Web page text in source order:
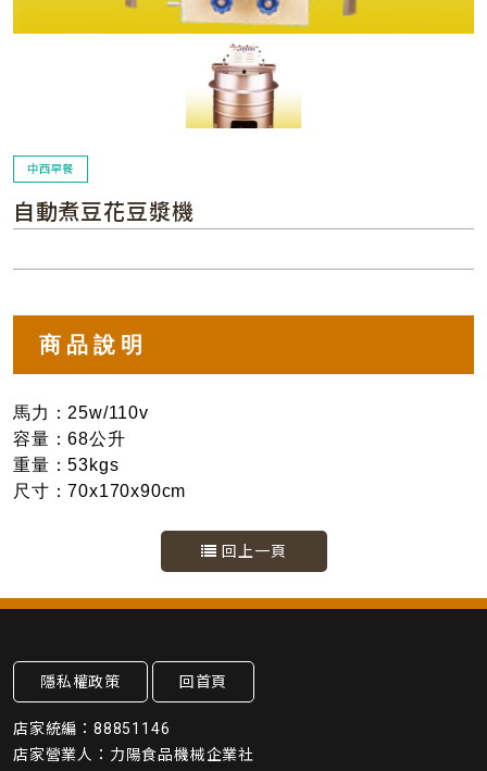
中西早餐
自動煮豆花豆漿機
商品說明
馬力：25w/110v
容量：68公升
重量：53kgs
尺寸：70x170x90cm
回上一頁
隱私權政策 回首頁
店家統編：88851146
店家營業人：力陽食品機械企業社